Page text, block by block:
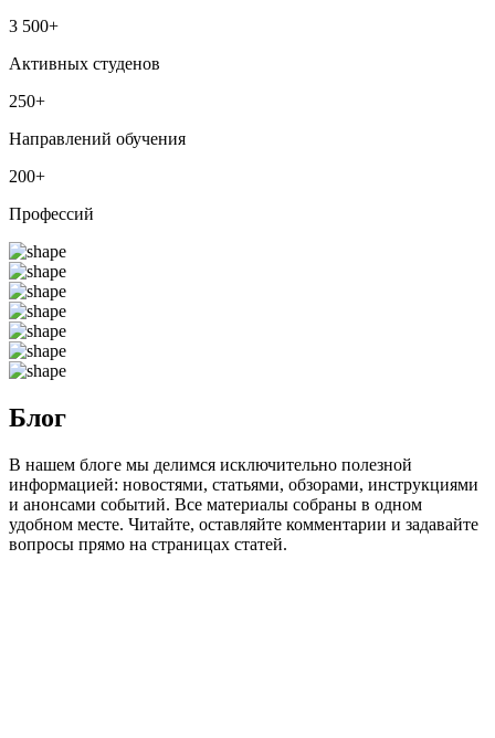
3 500+
Активных студенов
250+
Направлений обучения
200+
Профессий
Блог
В нашем блоге мы делимся исключительно полезной
информацией: новостями, статьями, обзорами, инструкциями
и анонсами событий. Все материалы собраны в одном
удобном месте. Читайте, оставляйте комментарии и задавайте
вопросы прямо на страницах статей.